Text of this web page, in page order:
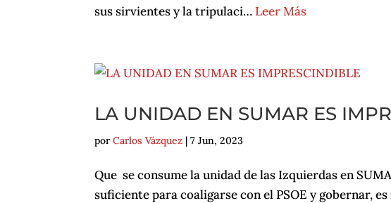
sus sirvientes y la tripulaci… Leer Más
LA UNIDAD EN SUMAR ES
porCarlos Vázquez |7 Jun, 2023
Que se consume la unidad de las Izquierdas en
suficiente para coaligarse con el PSOE y gobernar,